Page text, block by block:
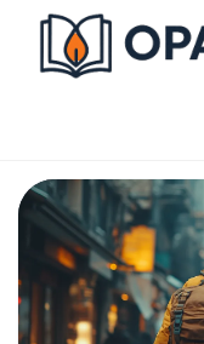
content